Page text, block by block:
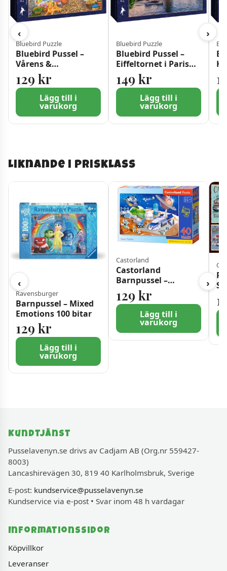
‹
Bluebird Puzzle
Bluebird Pussel –
Vårens &
Sommarens
Bondemarknad 1000
bitar
129 kr
Lägg till i
varukorg
Bluebird Puzzle
Bluebird Pussel –
Eiffeltornet i Paris
1000 bitar
149 kr
Lägg till i
varukorg
›
Liknande i prisklass
‹
Ravensburger
Barnpussel – Mixed
Emotions 100 bitar
129 kr
Lägg till i
varukorg
Castorland
Castorland
Barnpussel –
Rymdstation 40 XL
bitar
129 kr
Lägg till i
varukorg
›
Kundtjänst
Pusselavenyn.se drivs av Cadjam AB (Org.nr 559427-
8003)
Lancashirevägen 30, 819 40 Karlholmsbruk, Sverige
E-post: kundservice@pusselavenyn.se
Kundservice via e-post • Svar inom 48 h vardagar
Informationssidor
Köpvillkor
Leveranser